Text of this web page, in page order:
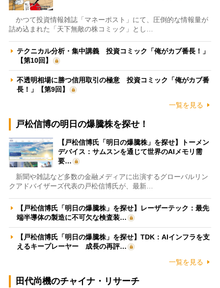
かつて投資情報雑誌「マネーポスト」にて、圧倒的な情報量が
詰め込まれた「天下無敵の株コミック」とし…
テクニカル分析・集中講義 投資コミック「俺がカブ番長！」
【第10回】
不透明相場に勝つ信用取引の極意 投資コミック「俺がカブ番
長！」【第9回】
一覧を見る
戸松信博の明日の爆騰株を探せ！
【戸松信博氏「明日の爆騰株」を探せ】トーメン
デバイス：サムスンを通じて世界のAIメモリ需
要…
新聞や雑誌など多数の金融メディアに出演するグローバルリン
クアドバイザーズ代表の戸松信博氏が、最新…
【戸松信博氏「明日の爆騰株」を探せ】レーザーテック：最先
端半導体の製造に不可欠な検査装…
【戸松信博氏「明日の爆騰株」を探せ】TDK：AIインフラを支
えるキープレーヤー 成長の再評…
一覧を見る
田代尚機のチャイナ・リサーチ